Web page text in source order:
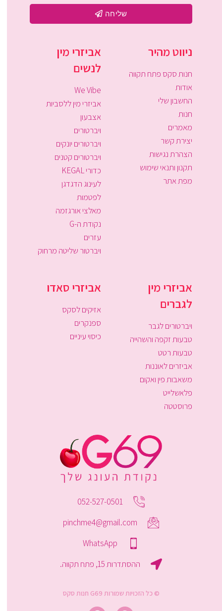
שליחה
ניווט מהיר
חנות סקס פתח תקווה
אודות
החשבון שלי
חנות
מאמרים
יצירת קשר
הצהרת נגישות
תקנון ותנאי שימוש
מפת אתר
אביזרי מין
לנשים
We Vibe
אביזרי מין ללסביות
אצבעון
ויברטורים
ויברטורים יונקים
ויברטורים קטנים
כדורי KEGAL
לעינוג הדגדגן
לפטמות
מאלצי אורגזמה
נקודת ה-G
עזרים
ויברטור שליטה מרחוק
אביזרי מין
לגברים
ויברטורים לגבר
טבעות זקפה והשהייה
טבעות רטט
אביזרים לאוננות
משאבות פין ואקום
פלאשלייט
פרוסטטה
אביזרי סאדו
אזיקים לסקס
ספנקרים
כיסוי עיניים
052-527-0501
pinchme4@gmail.com
WhatsApp
ההסתדרות 15, פתח תקווה.
© כל הזכויות שמורות G69 חנות סקס